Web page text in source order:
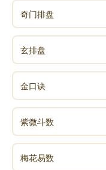
奇门排盘
玄排盘
金口诀
紫微斗数
梅花易数